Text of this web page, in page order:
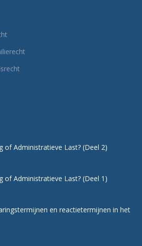
of Administratieve Last? (Deel 2)
of Administratieve Last? (Deel 1)
en reactietermijnen in het